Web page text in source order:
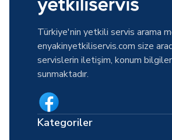
Türkiye'nin yetkili servis arama
enyakinyetkiliservis.com size
servislerin iletişim, konum
sunmaktadır.
Kategoriler